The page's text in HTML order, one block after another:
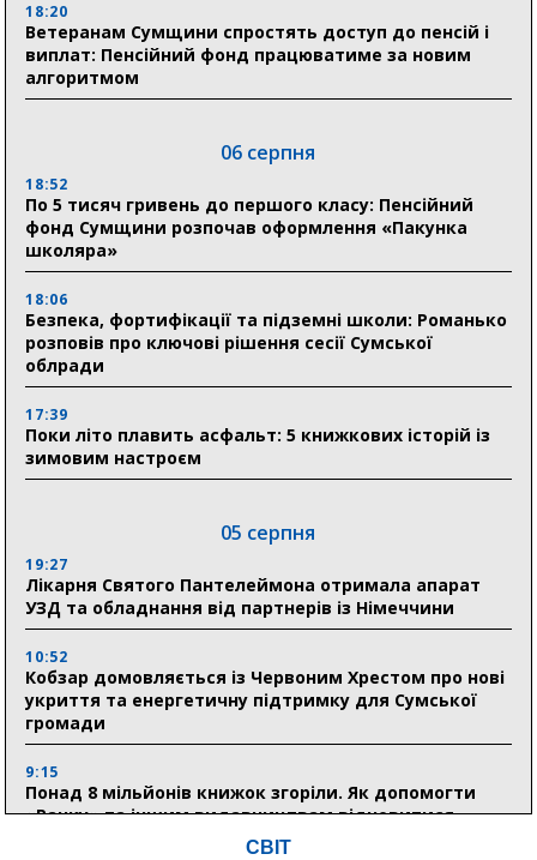
18:20
Ветеранам Сумщини спростять доступ до пенсій і
виплат: Пенсійний фонд працюватиме за новим
алгоритмом
06 серпня
18:52
По 5 тисяч гривень до першого класу: Пенсійний
фонд Сумщини розпочав оформлення «Пакунка
школяра»
18:06
Безпека, фортифікації та підземні школи: Романько
розповів про ключові рішення сесії Сумської
облради
17:39
Поки літо плавить асфальт: 5 книжкових історій із
зимовим настроєм
05 серпня
19:27
Лікарня Святого Пантелеймона отримала апарат
УЗД та обладнання від партнерів із Німеччини
10:52
Кобзар домовляється із Червоним Хрестом про нові
укриття та енергетичну підтримку для Сумської
громади
9:15
Понад 8 мільйонів книжок згоріли. Як допомогти
«Ранку» та іншим видавництвам відновитися
СВІТ